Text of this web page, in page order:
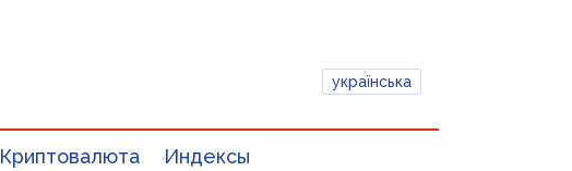
українська
Криптовалюта Индексы